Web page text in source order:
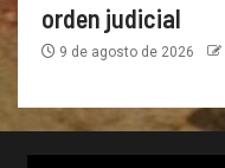
orden judicial
9 de agosto de 2026